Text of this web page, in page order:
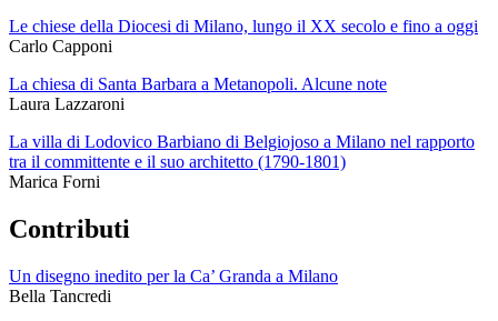
Le chiese della Diocesi di Milano, lungo il XX secolo e fino a oggi
Carlo Capponi
La chiesa di Santa Barbara a Metanopoli. Alcune note
Laura Lazzaroni
La villa di Lodovico Barbiano di Belgiojoso a Milano nel rapporto
tra il committente e il suo architetto (1790-1801)
Marica Forni
Contributi
Un disegno inedito per la Ca’ Granda a Milano
Bella Tancredi